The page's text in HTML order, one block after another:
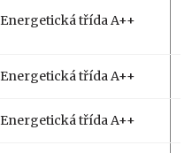
Energetická třída A++
Energetická třída A++
Energetická třída A++